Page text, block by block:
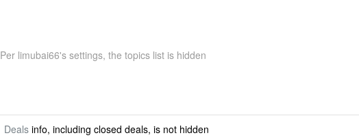
Per limubai66's settings, the topics list is hidden
Dealsinfo, including closed deals, is not hidden